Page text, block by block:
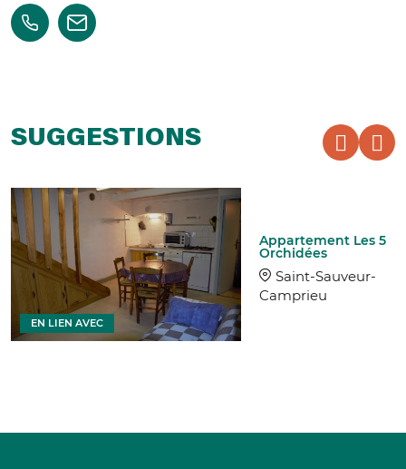
SUGGESTIONS
Appartement Les 5
Orchidées
Saint-Sauveur-
Camprieu
EN LIEN AVEC